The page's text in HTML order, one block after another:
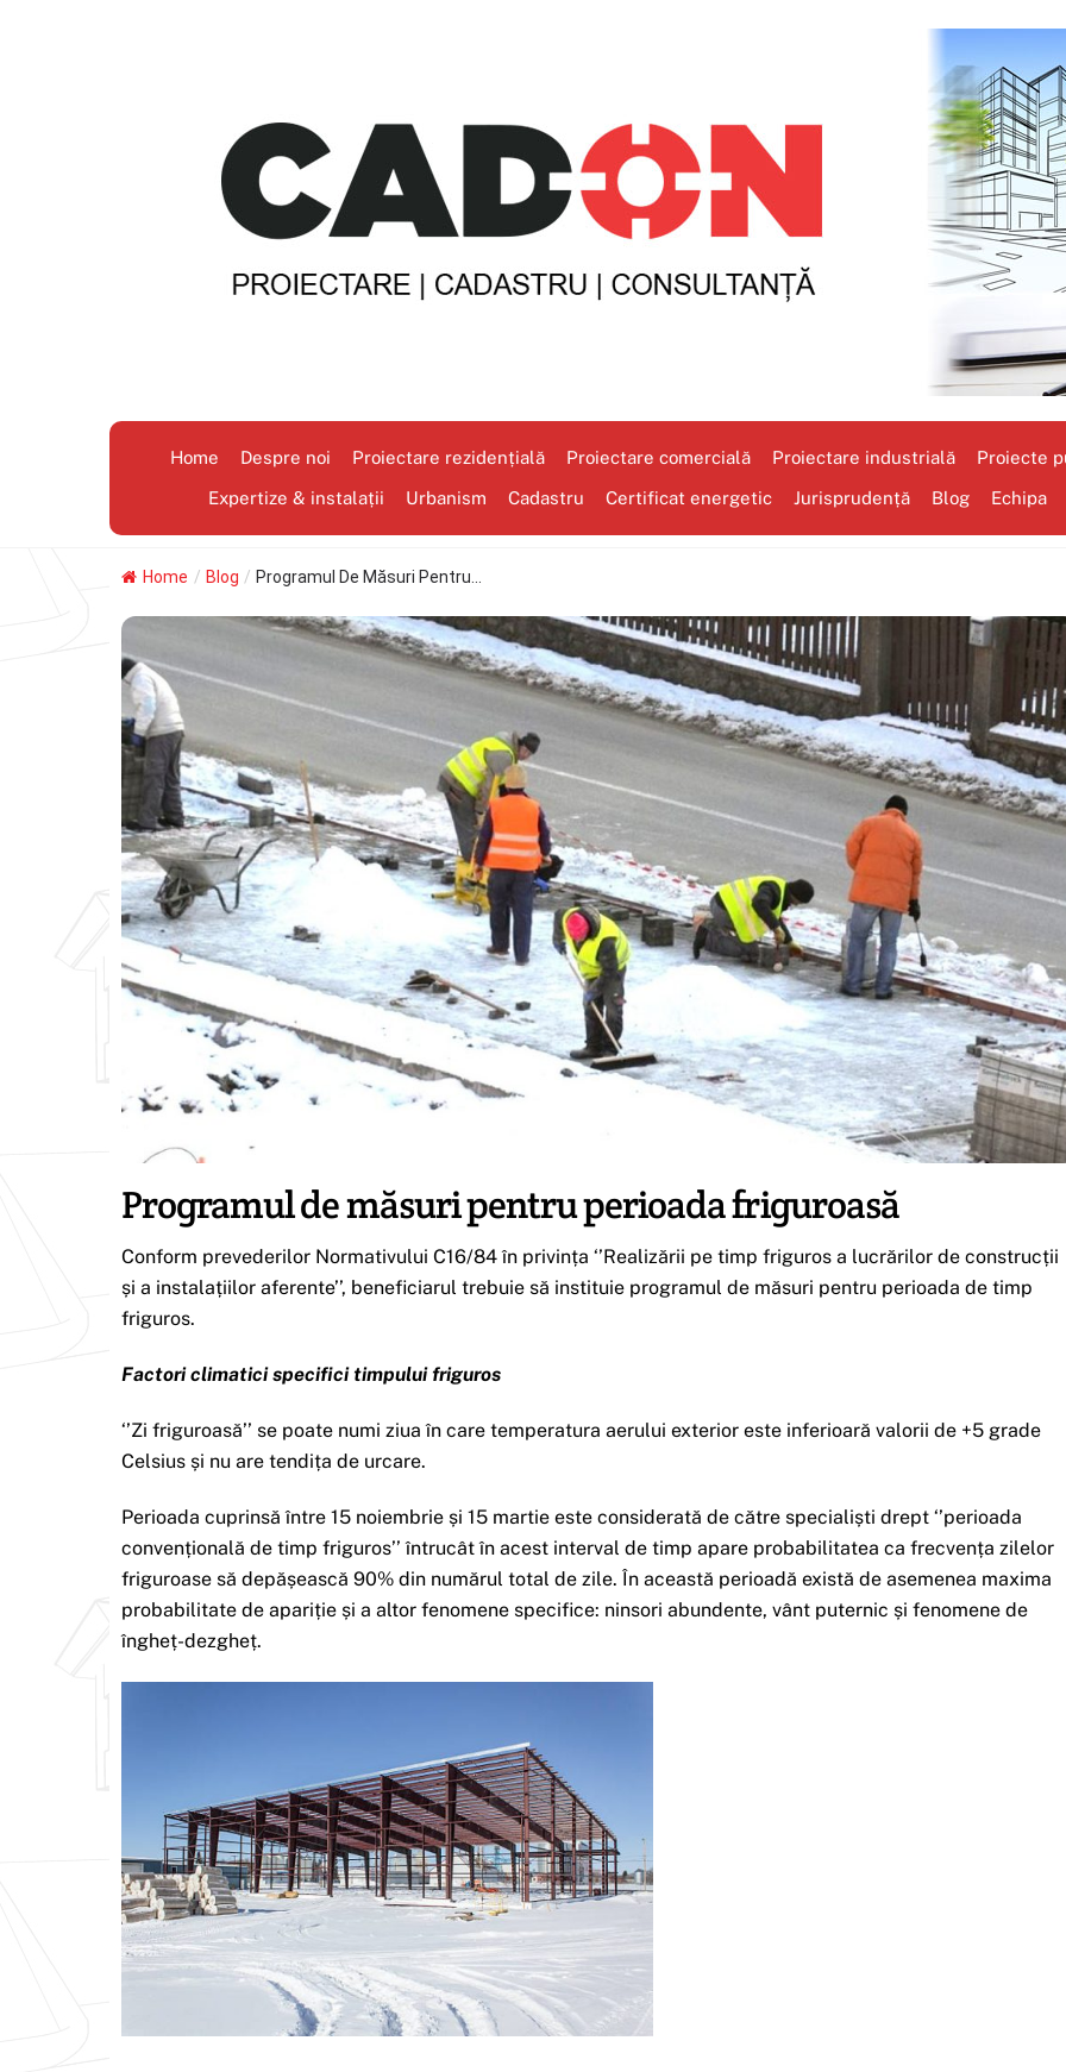
Home Despre noi Proiectare rezidențială Proiectare comercială Proiectare industrială
Proiecte
Expertize & instalații
Urbanism Cadastru Certificat energetic Jurisprudență Blog Echipa
Home / Blog / Programul De Măsuri Pentru...
Programul de măsuri pentru perioada friguroasă
Conform prevederilor Normativului C16/84 în privința ‘’Realizării pe timp friguros a lucrărilor de construcții
și a instalațiilor aferente’’, beneficiarul trebuie să instituie programul de măsuri pentru perioada de timp
friguros.
Factori climatici specifici timpului friguros
‘’Zi friguroasă’’ se poate numi ziua în care temperatura aerului exterior este inferioară valorii de +5 grade
Celsius și nu are tendița de urcare.
Perioada cuprinsă între 15 noiembrie și 15 martie este considerată de către specialiști drept ‘’perioada
convențională de timp friguros’’ întrucât în acest interval de timp apare probabilitatea ca frecvența zilelor
friguroase să depășească 90% din numărul total de zile. În această perioadă există de asemenea maxima
probabilitate de apariție și a altor fenomene specifice: ninsori abundente, vânt puternic și fenomene de
îngheț-dezgheț.